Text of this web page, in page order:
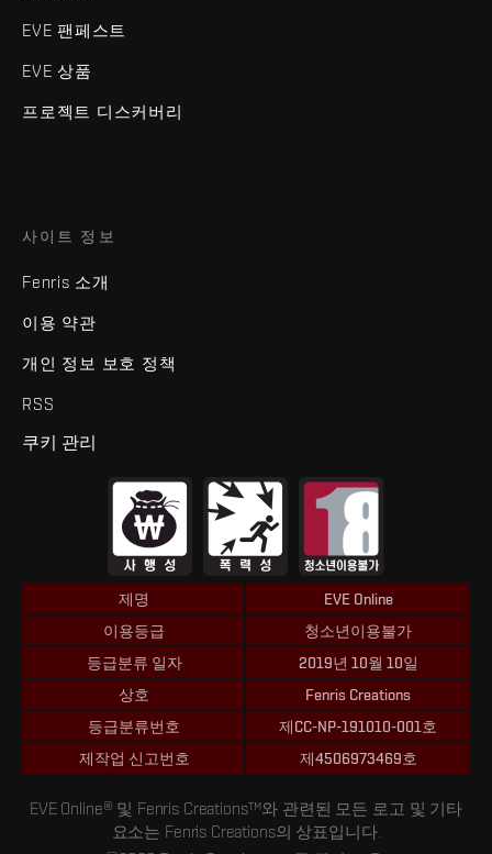
EVE 팬페스트
EVE 상품
프로젝트 디스커버리
사이트 정보
Fenris 소개
이용 약관
개인 정보 보호 정책
RSS
쿠키 관리
제명
EVE Online
이용등급
청소년이용불가
등급분류 일자
2019년 10월 10일
상호
Fenris Creations
등급분류번호
제CC-NP-191010-001호
제작업 신고번호
제4506973469호
EVE Online® 및 Fenris Creations™와 관련된 모든 로고 및 기타
요소는 Fenris Creations의 상표입니다.